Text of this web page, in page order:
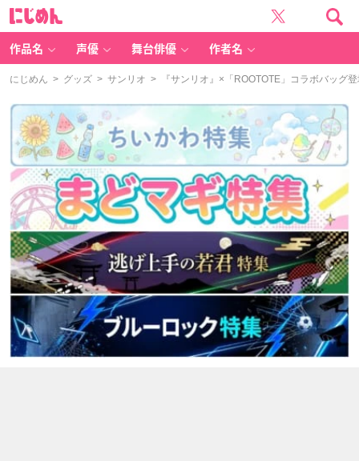
作品名 声優 舞台俳優 作者名
にじめん > グッズ > サンリオ > 『サンリオ』×「ROOTOTE」コラボバッグ